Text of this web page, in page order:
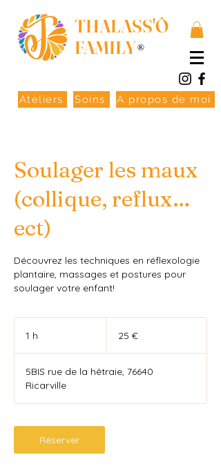
THALASS'Ô
FAMILY®
Ateliers Soins A propos de moi
Soulager les maux
(collique, reflux…
ect)
Découvrez les techniques en réflexologie
plantaire, massages et postures pour
soulager votre enfant!
1 h 25 €
5BIS rue de la hêtraie, 76640
Ricarville
Réserver